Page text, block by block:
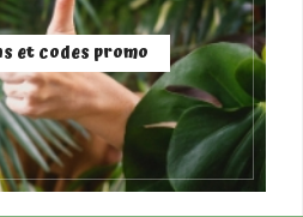
et codes promo